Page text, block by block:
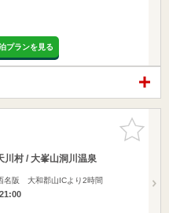
プランを見る
お気に入
りに追加
川村 / 大峯山洞川温泉
名阪 大和郡山ICより2時間